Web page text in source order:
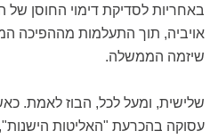
באחריות לסדיקת דימוי החוסן של
אויביה, תוך התעלמות מההפיכה
שיזמה הממשלה.
שלישית, ומעל לכל, הבוז לאמת.
עסוקה בהכרעת "האליטות